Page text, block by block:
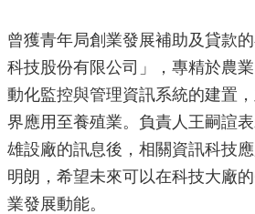
局
長
信
箱
語
詞
彙
曾獲青年局創業發展補助及貸款
科技股份有限公司」，專精於農
動化監控與管理資訊系統的建置
界應用至養殖業。負責人王嗣諠
雄設廠的訊息後，相關資訊科技
明朗，希望未來可以在科技大廠
業發展動能。